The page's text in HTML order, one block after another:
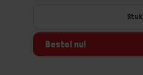
Stuk
Bestel nu!